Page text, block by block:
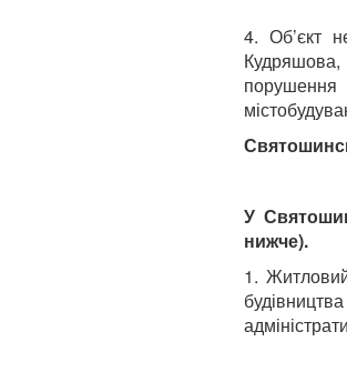
4. Об’єкт
Кудряшова,
порушення
У
нижче).
1.